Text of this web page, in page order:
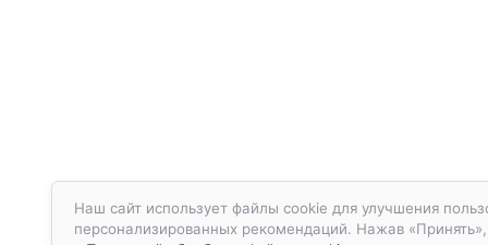
Наш сайт использует файлы cookie для улучшения
персонализированных рекомендаций. Нажав